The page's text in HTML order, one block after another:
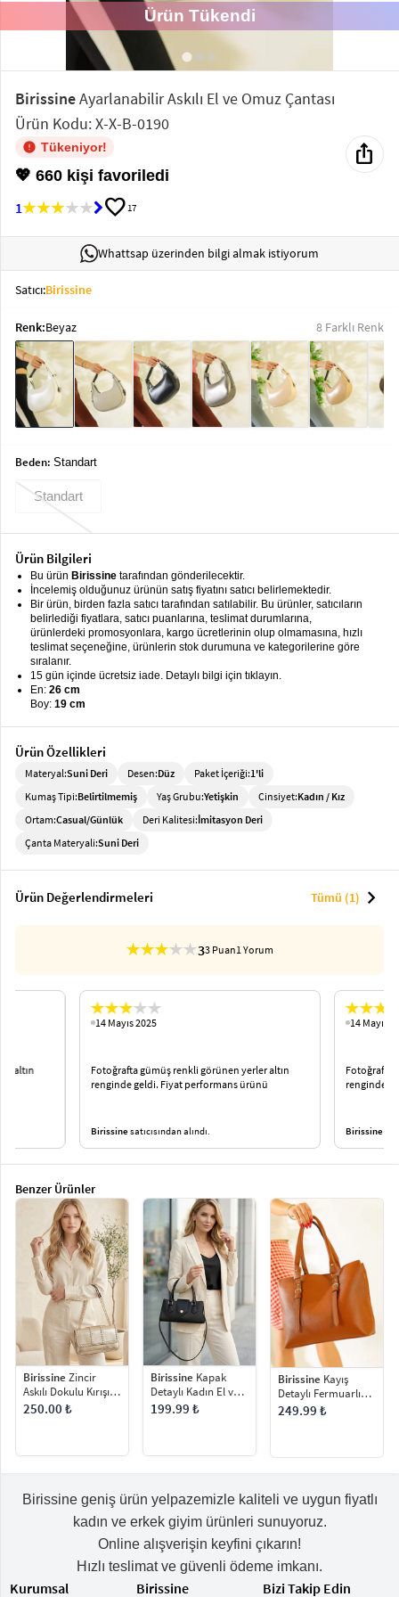
Tunik
Sweatshirt
T-Shirt
Ev
Giyimkeyboard_arrow_down
Takımlarkeyboard_arrow_down
Giyimkeyboard_arrow_down
Dış
Giyim
Tesettür
Giyim
keyboard_arrow_down
Büyük
Bedenkeyboard_arrow_down
İç
Giyimkeyboard_arrow_down
Ürün Tükendi
BirissineAyarlanabilir Askılı El ve Omuz Çantası
Ürün Kodu: X-X-B-0190
Tükeniyor!
💖 660 kişi favoriledi
1
favorite17
ios_share
Whattsap üzerinden bilgi almak istiyorum
Satıcı:Birissine
Renk:Beyaz 8 Farklı Renk
Beden: Standart
Standart
Ürün Bilgileri
Bu ürün Birissine tarafından gönderilecektir.
İncelemiş olduğunuz ürünün satış fiyatını satıcı belirlemektedir.
Bir ürün, birden fazla satıcı tarafından satılabilir. Bu ürünler, satıcıların
belirlediği fiyatlara, satıcı puanlarına, teslimat durumlarına,
ürünlerdeki promosyonlara, kargo ücretlerinin olup olmamasına, hızlı
teslimat seçeneğine, ürünlerin stok durumuna ve kategorilerine göre
sıralanır.
15 gün içinde ücretsiz iade. Detaylı bilgi için tıklayın.
En: 26 cm
Boy: 19 cm
Ürün Özellikleri
Materyal:Suni Deri Desen:Düz Paket İçeriği:1'li
Kumaş Tipi:Belirtilmemiş Yaş Grubu:Yetişkin Cinsiyet:Kadın / Kız
Ortam:Casual/Günlük Deri Kalitesi:İmitasyon Deri
Çanta Materyali:Suni Deri
Ürün Değerlendirmeleri Tümü (1) chevron_right
33 Puan1 Yorum
altın
14 Mayıs 2025
Fotoğrafta gümüş renkli görünen yerler altın
renginde geldi. Fiyat performans ürünü
Birissinesatıcısından alındı.
14 Mayıs
Fotoğrafta
renginde
Birissine
Benzer Ürünler
Birissine Zincir
Askılı Dokulu Kırışık
Rugan Kadın Omuz
250.00 ₺
Birissine Kapak
Detaylı Kadın El ve
Omuz Çantası
199.99 ₺
Birissine Kayış
Detaylı Fermuarlı
Omuz Çantası
249.99 ₺
Birissine geniş ürün yelpazemizle kaliteli ve uygun fiyatlı
kadın ve erkek giyim ürünleri sunuyoruz.
Online alışverişin keyfini çıkarın!
Hızlı teslimat ve güvenli ödeme imkanı.
Kurumsal Birissine Bizi Takip Edin